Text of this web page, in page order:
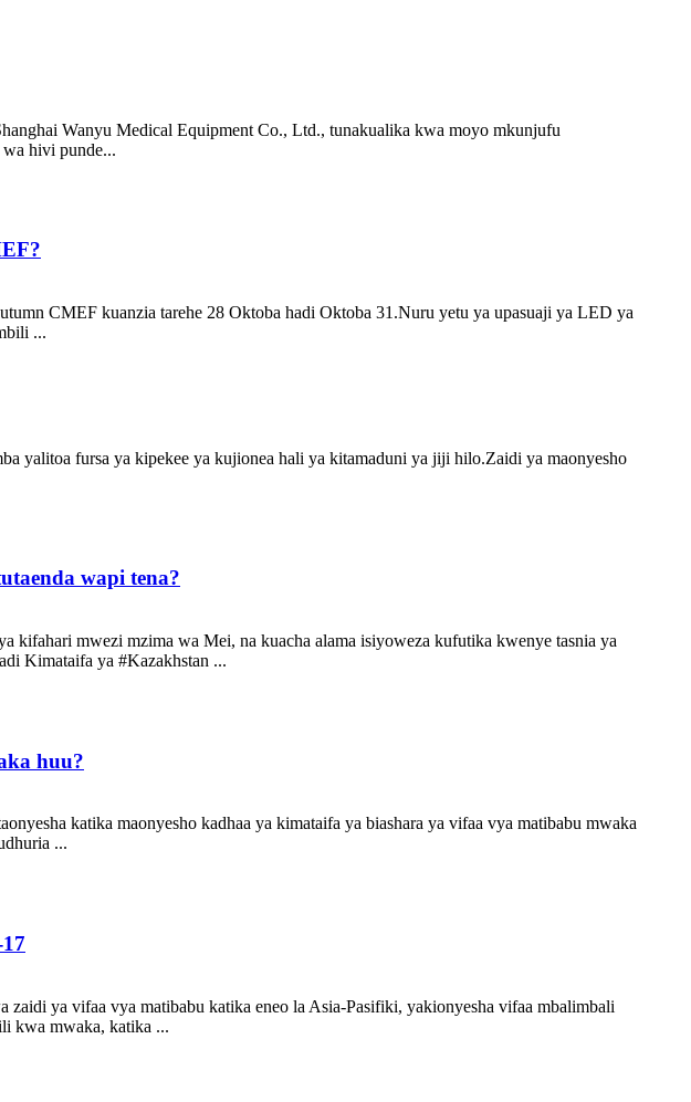
Wanyu Medical Equipment Co., Ltd., tunakualika kwa moyo mkunjufu
hivi punde...
CMEF kuanzia tarehe 28 Oktoba hadi Oktoba 31.Nuru yetu ya upasuaji ya LED ya
...
yalitoa fursa ya kipekee ya kujionea hali ya kitamaduni ya jiji hilo.Zaidi ya maonyesho
wapi tena?
mwezi mzima wa Mei, na kuacha alama isiyoweza kufutika kwenye tasnia ya
Kimataifa ya #Kazakhstan ...
huu?
katika maonyesho kadhaa ya kimataifa ya biashara ya vifaa vya matibabu mwaka
...
ya vifaa vya matibabu katika eneo la Asia-Pasifiki, yakionyesha vifaa mbalimbali
kwa mwaka, katika ...